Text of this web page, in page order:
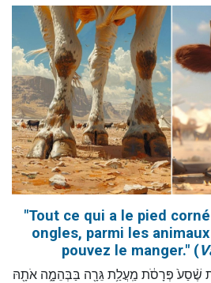
"Tout ce qui a le pied
ongles, parmi les
pouvez le manger." (
שֶׁ֨סַע֙ פְּרָסֹ֔ת מַֽעֲלַ֥ת גֵּרָ֖ה בַּבְּהֵמָ֑ה אֹתָ֖הּ